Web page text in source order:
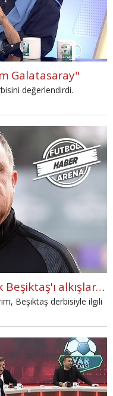
Galatasaray"
değerlendirdi.
Fatih Terim: "Kazanamazsak Beşiktaş'ı alkışlarla uğurlarız"
Beşiktaş derbisiyle ilgili